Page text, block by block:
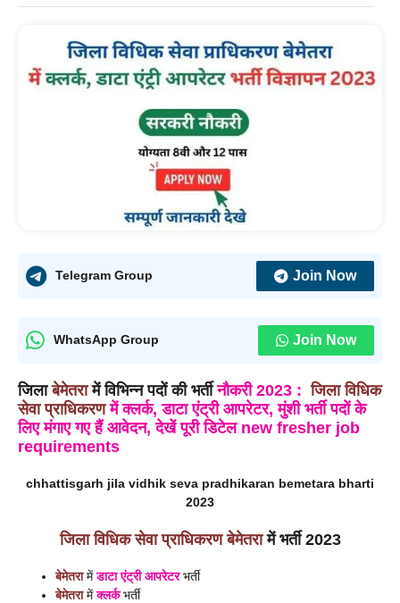
Telegram Group Join Now
WhatsApp Group Join Now
जिलाबेमेतरामें विभिन्न पदों की भर्तीनौकरी2023 :जिला विधिक
सेवा प्राधिकरण में क्लर्क, डाटा एंट्री आपरेटर, मुंशी भर्ती पदों के
लिए मंगाए गए हैं आवेदन, देखें पूरी डिटेल new fresher job
requirements
chhattisgarh jila vidhik seva pradhikaran bemetara bharti
2023
जिला विधिक सेवा प्राधिकरण बेमेतरामें भर्ती 2023
बेमेतरामेंडाटा एंट्री आपरेटरभर्ती
बेमेतरामेंक्लर्कभर्ती